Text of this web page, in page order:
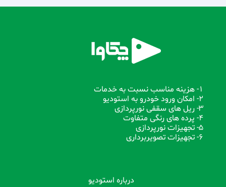
1- هزینه مناسب نسبت به خدمات
2- امکان ورود خودرو به استودیو
3- ریل های سقفی نورپردازی
4- پرده های رنگی متفاوت
5- تجهیزات نورپردازی
6- تجهیزات تصویربرداری
درباره استودیو